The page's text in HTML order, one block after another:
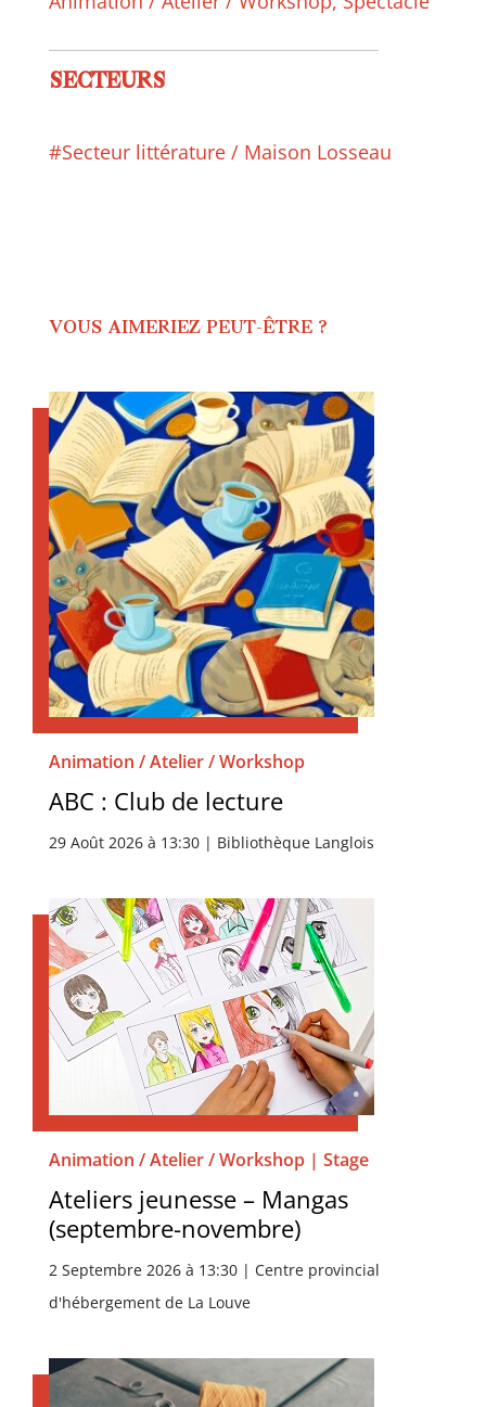
SECTEURS
#Secteur littérature / Maison Losseau
VOUS AIMERIEZ PEUT-ÊTRE ?
Animation / Atelier / Workshop
ABC : Club de lecture
29 Août 2026 à 13:30 | Bibliothèque Langlois
Animation / Atelier / Workshop | Stage
Ateliers jeunesse – Mangas
(septembre-novembre)
2 Septembre 2026 à 13:30 | Centre provincial
d'hébergement de La Louve